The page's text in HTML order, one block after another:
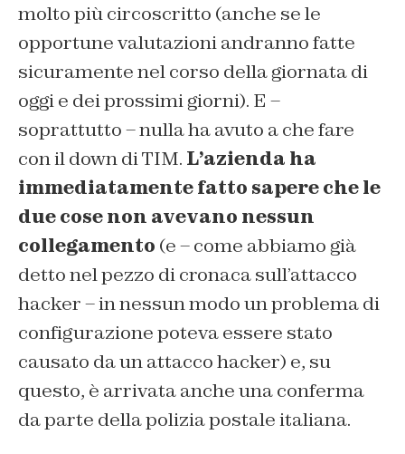
molto più circoscritto (anche se le
opportune valutazioni andranno fatte
sicuramente nel corso della giornata di
oggi e dei prossimi giorni). E –
soprattutto – nulla ha avuto a che fare
con il down di TIM. L’azienda ha
immediatamente fatto sapere che le
due cose non avevano nessun
collegamento (e – come abbiamo già
detto nel pezzo di cronaca sull’attacco
hacker – in nessun modo un problema di
configurazione poteva essere stato
causato da un attacco hacker) e, su
questo, è arrivata anche una conferma
da parte della polizia postale italiana.